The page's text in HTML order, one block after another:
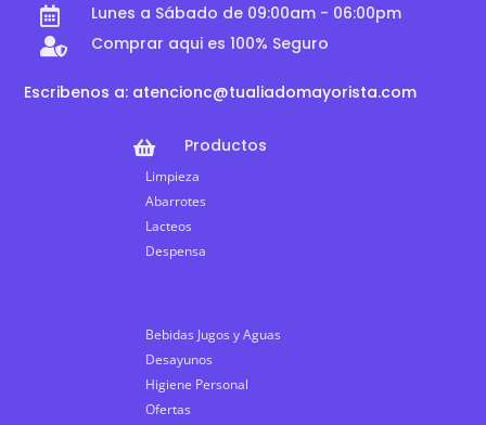
 Lunes a Sábado de 09:00am - 06:00pm
 Comprar aqui es 100% Seguro
Escribenos a: atencionc@tualiadomayorista.com
 Productos
Limpieza
Abarrotes
Lacteos
Despensa
Bebidas Jugos y Aguas
Desayunos
Higiene Personal
Ofertas